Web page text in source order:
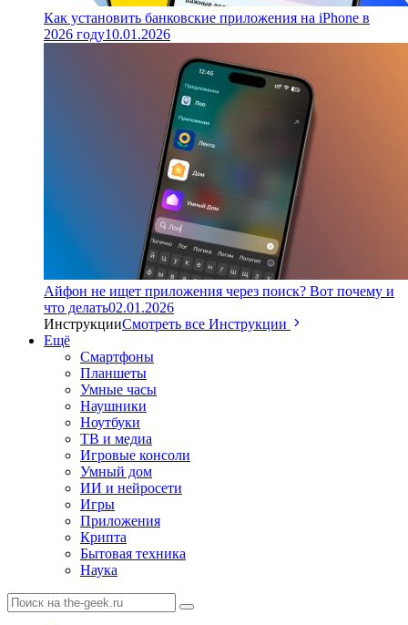
Как установить банковские приложения на iPhone в
2026 году10.01.2026
Айфон не ищет приложения через поиск? Вот почему и
что делать02.01.2026
ИнструкцииСмотреть все Инструкции
Ещё
Смартфоны
Планшеты
Умные часы
Наушники
Ноутбуки
ТВ и медиа
Игровые консоли
Умный дом
ИИ и нейросети
Игры
Приложения
Крипта
Бытовая техника
Наука